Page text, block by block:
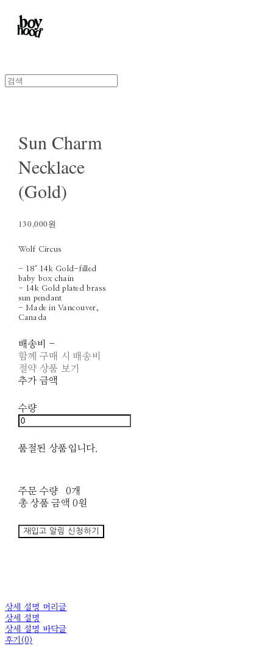
Sun Charm
Necklace
(Gold)
130,000원
Wolf Circus
- 18" 14k Gold-filled
baby box chain
- 14k Gold plated brass
sun pendant
- Made in Vancouver,
Canada
배송비 -
함께 구매 시 배송비
절약 상품 보기
추가 금액
수량
품절된 상품입니다.
주문 수량
0개
총 상품 금액 0원
재입고 알림 신청하기
상세 설명 머리글
상세 설명
상세 설명 바닥글
후기(0)